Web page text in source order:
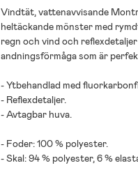
Vindtät, vattenavvisande
heltäckande mönster med
regn och vind och
andningsförmåga som är
- Ytbehandlad med
- Reflexdetaljer.
- Avtagbar huva.
- Foder: 100 % polyester.
- Skal: 94 % polyester, 6 %